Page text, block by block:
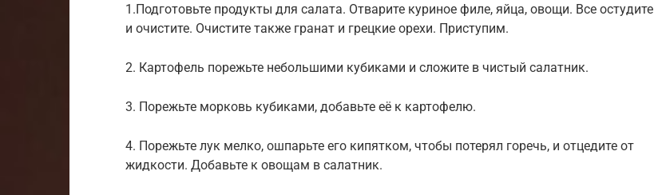
1.Подготовьте продукты для салата. Отварите куриное филе, яйца, овощи. Все остудите
и очистите. Очистите также гранат и грецкие орехи. Приступим.
2. Картофель порежьте небольшими кубиками и сложите в чистый салатник.
3. Порежьте морковь кубиками, добавьте её к картофелю.
4. Порежьте лук мелко, ошпарьте его кипятком, чтобы потерял горечь, и отцедите от
жидкости. Добавьте к овощам в салатник.